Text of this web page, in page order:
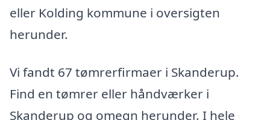
eller Kolding kommune i oversigten
herunder.
Vi fandt 67 tømrerfirmaer i Skanderup.
Find en tømrer eller håndværker i
Skanderup og omegn herunder. I hele